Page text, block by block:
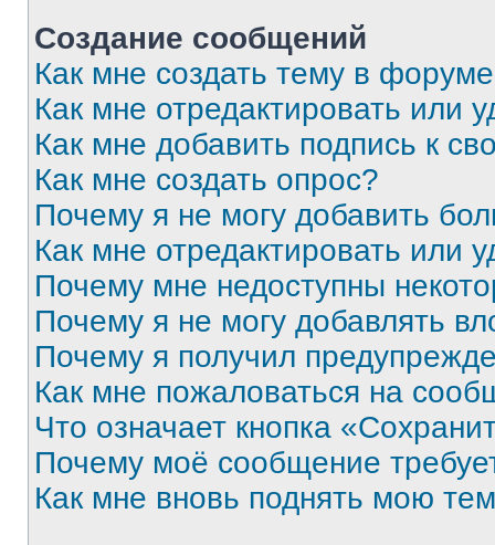
Создание сообщений
Как мне создать тему в
Как мне отредактировать или
Как мне добавить подпись к
Как мне создать опрос?
Почему я не могу добавить
Как мне отредактировать или
Почему мне недоступны
Почему я не могу добавлять
Почему я получил
Как мне пожаловаться на
Что означает кнопка
Почему моё сообщение
Как мне вновь поднять мою